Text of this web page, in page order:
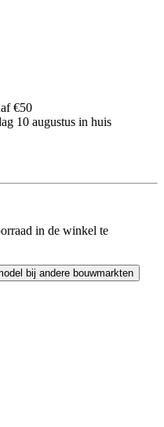
€50
10 augustus in huis
in de winkel te
bij andere bouwmarkten